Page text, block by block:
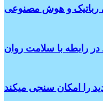
رباتیک و هوش مصنوعی
در رابطه با سلامت روان
را امکان سنجی میکند